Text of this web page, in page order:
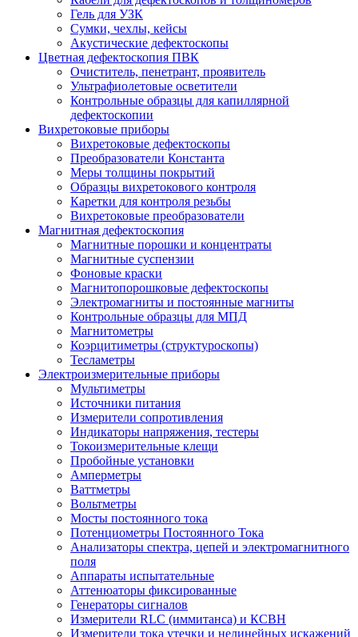
Гель для УЗК
Сумки, чехлы, кейсы
Акустические дефектоскопы
Цветная дефектоскопия ПВК
Очиститель, пенетрант, проявитель
Ультрафиолетовые осветители
Контрольные образцы для капиллярной
дефектоскопии
Вихретоковые приборы
Вихретоковые дефектоскопы
Преобразователи Константа
Меры толщины покрытий
Образцы вихретокового контроля
Каретки для контроля резьбы
Вихретоковые преобразователи
Магнитная дефектоскопия
Магнитные порошки и концентраты
Магнитные суспензии
Фоновые краски
Магнитопорошковые дефектоскопы
Электромагниты и постоянные магниты
Контрольные образцы для МПД
Магнитометры
Коэрцитиметры (структуроскопы)
Тесламетры
Электроизмерительные приборы
Мультиметры
Источники питания
Измерители сопротивления
Индикаторы напряжения, тестеры
Токоизмерительные клещи
Пробойные установки
Амперметры
Ваттметры
Вольтметры
Мосты постоянного тока
Потенциометры Постоянного Тока
Анализаторы спектра, цепей и электромагнитного
поля
Аппараты испытательные
Аттенюаторы фиксированные
Генераторы сигналов
Измерители RLC (иммитанса) и КСВН
Измерители тока утечки и нелинейных искажений